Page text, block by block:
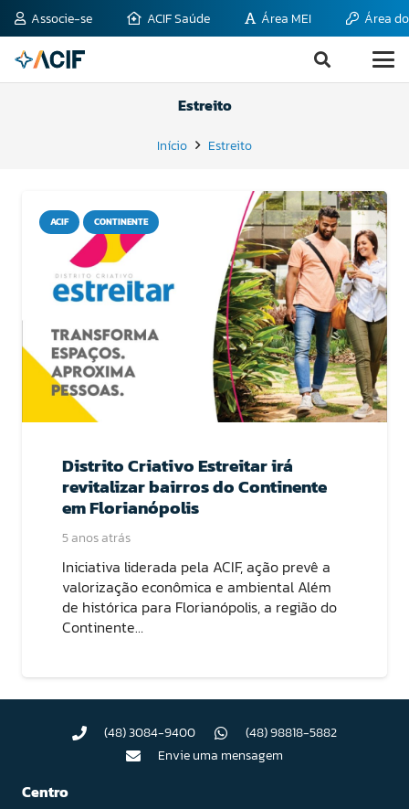
Associe-se ACIF Saúde Área MEI Área
Estreito
Início Estreito
ACIF CONTINENTE
Distrito Criativo Estreitar irá
revitalizar bairros do Continente
em Florianópolis
5 anos atrás
Iniciativa liderada pela ACIF, ação prevê a
valorização econômica e ambiental Além
de histórica para Florianópolis, a região do
Continente…
(48) 3084-9400
(48) 98818-5882
Envie uma mensagem
Centro